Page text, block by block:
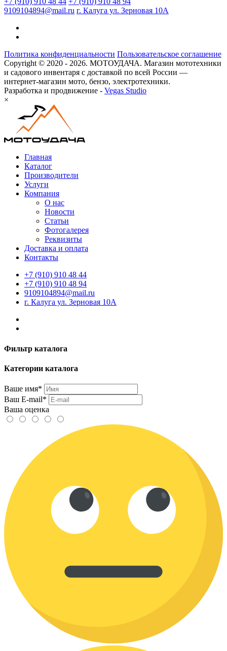
9109104894@mail.ru г. Калуга ул. Зерновая 10А
Политика конфиденциальности Пользовательское соглашение
Copyright © 2020 - 2026. МОТОУДАЧА. Магазин мототехники
и садового инвентаря с доставкой по всей России —
интернет-магазин мото, бензо, электротехники.
Разработка и продвижение - Vegas Studio
×
Главная
Каталог
Производители
Услуги
Компания
О нас
Новости
Статьи
Фотогалерея
Реквизиты
Доставка и оплата
Контакты
+7 (910) 910 48 44
+7 (910) 910 48 94
9109104894@mail.ru
г. Калуга ул. Зерновая 10А
Фильтр каталога
Категории каталога
Ваше имя*
Ваш E-mail*
Ваша оценка